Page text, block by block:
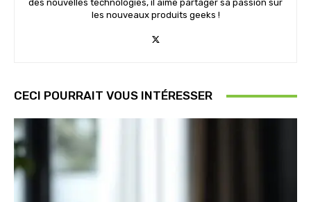
des nouvelles technologies, il aime partager sa passion sur
les nouveaux produits geeks !
CECI POURRAIT VOUS INTÉRESSER